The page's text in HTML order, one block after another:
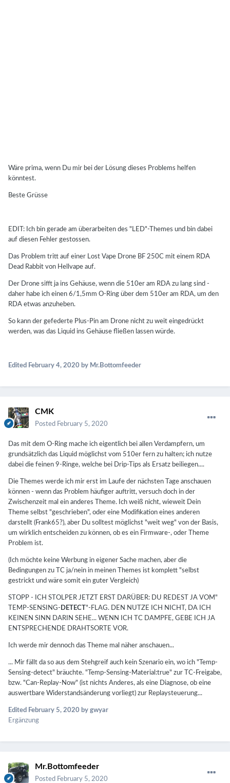
Wäre prima, wenn Du mir bei der Lösung dieses Problems helfen
könntest.
Beste Grüsse
EDIT: Ich bin gerade am überarbeiten des "LED"-Themes und bin dabei
auf diesen Fehler gestossen.
Das Problem tritt auf einer Lost Vape Drone BF 250C mit einem RDA
Dead Rabbit von Hellvape auf.
Der Drone sifft ja ins Gehäuse, wenn die 510er am RDA zu lang sind -
daher habe ich einen 6/1,5mm O-Ring über dem 510er am RDA, um den
RDA etwas anzuheben.
So kann der gefederte Plus-Pin am Drone nicht zu weit eingedrückt
werden, was das Liquid ins Gehäuse fließen lassen würde.
Edited February 4, 2020 by Mr.Bottomfeeder
CMK
Posted February 5, 2020
Das mit dem O-Ring mache ich eigentlich bei allen Verdampfern, um
grundsätzlich das Liquid möglichst vom 510er fern zu halten; ich nutze
dabei die feinen 9-Ringe, welche bei Drip-Tips als Ersatz beiliegen....
Die Themes werde ich mir erst im Laufe der nächsten Tage anschauen
können - wenn das Problem häufiger auftritt, versuch doch in der
Zwischenzeit mal ein anderes Theme. Ich weiß nicht, wieweit Dein
Theme selbst "geschrieben", oder eine Modifikation eines anderen
darstellt (Frank65?), aber Du solltest möglichst "weit weg" von der Basis,
um wirklich entscheiden zu können, ob es ein Firmware-, oder Theme
Problem ist.
(Ich möchte keine Werbung in eigener Sache machen, aber die
Bedingungen zu TC ja/nein in meinen Themes ist komplett "selbst
gestrickt und wäre somit ein guter Vergleich)
STOPP - ICH STOLPER JETZT ERST DARÜBER: DU REDEST JA VOM"
TEMP-SENSING- DETECT"-FLAG. DEN NUTZE ICH NICHT, DA ICH
KEINEN SINN DARIN SEHE... WENN ICH TC DAMPFE, GEBE ICH JA
ENTSPRECHENDE DRAHTSORTE VOR.
Ich werde mir dennoch das Theme mal näher anschauen...
... Mir fällt da so aus dem Stehgreif auch kein Szenario ein, wo ich "Temp-
Sensing-detect" bräuchte. "Temp-Sensing-Material:true" zur TC-Freigabe,
bzw. "Can-Replay-Now" (ist nichts Anderes, als eine Diagnose, ob eine
auswertbare Widerstandsänderung vorliegt) zur Replaysteuerung...
Edited February 5, 2020 by gwyar
Ergänzung
Mr.Bottomfeeder
Posted February 5, 2020